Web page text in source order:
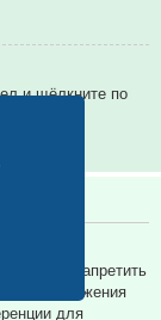
и щёлкните по
или запретить
какие вложения
для